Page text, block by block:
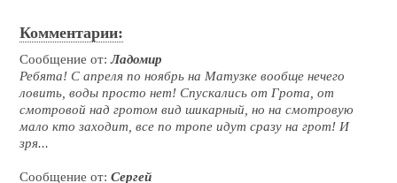
Комментарии:
Сообщение от:Ладомир
Ребята! С апреля по ноябрь на Матузке вообще нечего
ловить, воды просто нет! Спускались от Грота, от
смотровой над гротом вид шикарный, но на смотровую
мало кто заходит, все по тропе идут сразу на грот! И
зря...
Сообщение от:Сергей